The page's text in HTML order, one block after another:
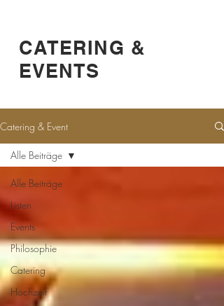
CATERING &
EVENTS
Catering & Event
Alle Beiträge
Listen
Events
Philosophie
Catering
Hochzeit
Alle Beiträge